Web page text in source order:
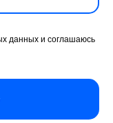
данных и соглашаюсь